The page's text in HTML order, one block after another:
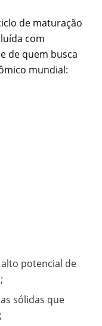
de maturação
com
de quem busca
mundial:
potencial de
sólidas que